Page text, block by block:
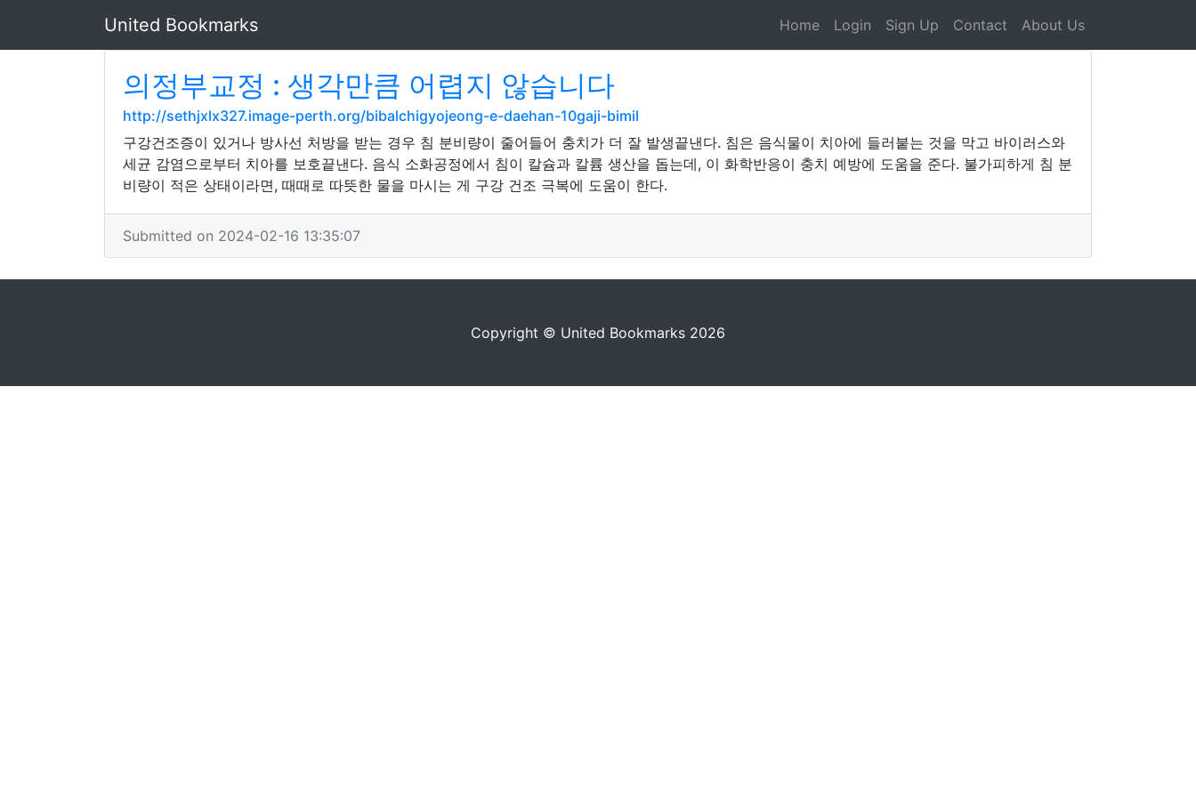
United Bookmarks Home Login Sign Up Contact About Us
의정부교정 : 생각만큼 어렵지 않습니다
http://sethjxlx327.image-perth.org/bibalchigyojeong-e-daehan-10gaji-bimil
구강건조증이 있거나 방사선 처방을 받는 경우 침 분비량이 줄어들어 충치가 더 잘 발생끝낸다. 침은 음식물이 치아에 들러붙는 것을 막고 바이러스와
세균 감염으로부터 치아를 보호끝낸다. 음식 소화공정에서 침이 칼슘과 칼륨 생산을 돕는데, 이 화학반응이 충치 예방에 도움을 준다. 불가피하게 침 분
비량이 적은 상태이라면, 때때로 따뜻한 물을 마시는 게 구강 건조 극복에 도움이 한다.
Submitted on 2024-02-16 13:35:07
Copyright © United Bookmarks 2026